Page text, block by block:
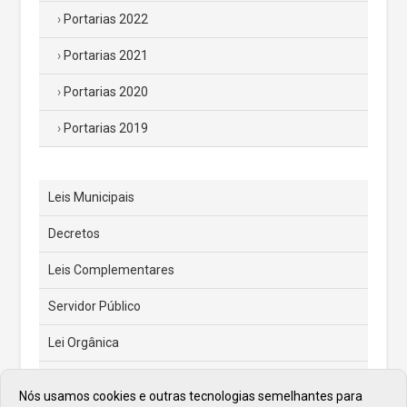
Portarias 2022
Portarias 2021
Portarias 2020
Portarias 2019
Leis Municipais
Decretos
Leis Complementares
Servidor Público
Lei Orgânica
Nós usamos cookies e outras tecnologias semelhantes para